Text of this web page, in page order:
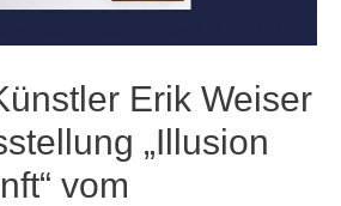
Erik Weiser
„Illusion
vom